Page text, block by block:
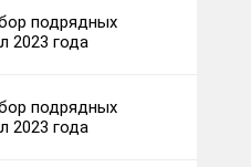
подрядных
2023 года
подрядных
2023 года